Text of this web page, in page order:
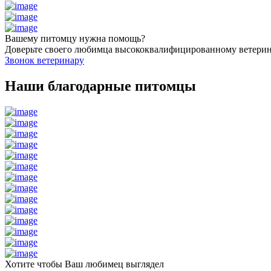
Вашему питомцу нужна помощь?
Доверьте своего любимца высококвалифицированному
Звонок ветеринару
Наши благодарные питомцы
Хотите чтобы Ваш любимец выглядел